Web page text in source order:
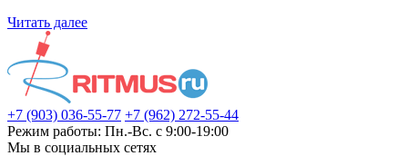
Читать далее
+7 (903) 036-55-77 +7 (962) 272-55-44
Режим работы: Пн.-Вс. с 9:00-19:00
Мы в социальных сетях